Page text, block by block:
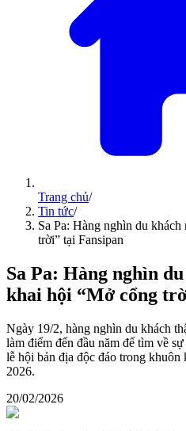
Trang chủ/
Tin tức/
Sa Pa: Hàng nghìn du
trời” tại Fansipan
Sa Pa: Hàng nghìn
khai hội “Mở cổng
Ngày 19/2, hàng nghìn du khách
làm điểm đến đầu năm để tìm về
lễ hội bản địa độc đáo trong
2026.
20/02/2026